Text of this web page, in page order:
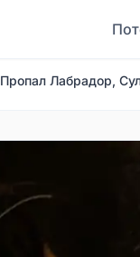
Пропал Лабрадор,